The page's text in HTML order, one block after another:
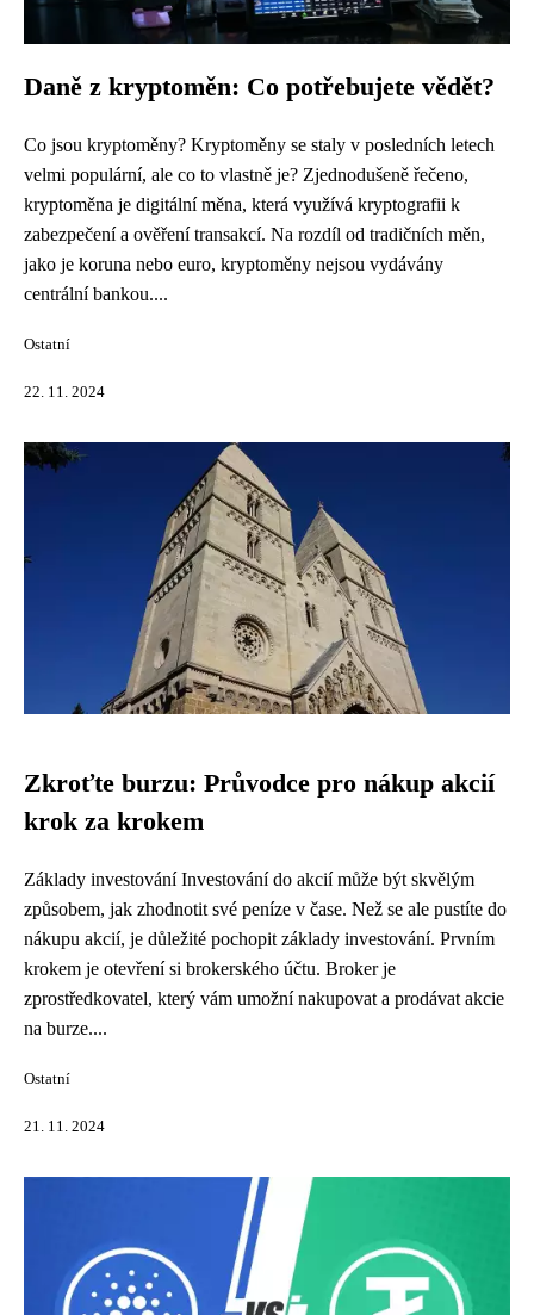
Daně z kryptoměn: Co potřebujete vědět?
Co jsou kryptoměny? Kryptoměny se staly v posledních letech
velmi populární, ale co to vlastně je? Zjednodušeně řečeno,
kryptoměna je digitální měna, která využívá kryptografii k
zabezpečení a ověření transakcí. Na rozdíl od tradičních měn,
jako je koruna nebo euro, kryptoměny nejsou vydávány
centrální bankou....
Ostatní
22. 11. 2024
Zkroťte burzu: Průvodce pro nákup akcií
krok za krokem
Základy investování Investování do akcií může být skvělým
způsobem, jak zhodnotit své peníze v čase. Než se ale pustíte do
nákupu akcií, je důležité pochopit základy investování. Prvním
krokem je otevření si brokerského účtu. Broker je
zprostředkovatel, který vám umožní nakupovat a prodávat akcie
na burze....
Ostatní
21. 11. 2024